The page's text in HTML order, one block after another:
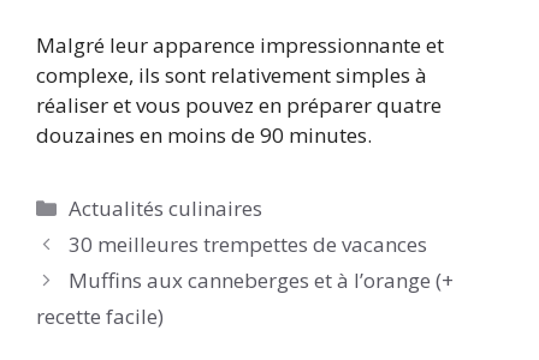
Malgré leur apparence impressionnante et
complexe, ils sont relativement simples à
réaliser et vous pouvez en préparer quatre
douzaines en moins de 90 minutes.
Catégories
Actualités culinaires
30 meilleures trempettes de vacances
Muffins aux canneberges et à l’orange (+
recette facile)